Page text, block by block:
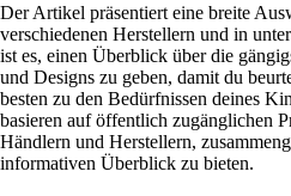
Der Artikel präsentiert eine breite
verschiedenen Herstellern und in
ist es, einen Überblick über die
und Designs zu geben, damit du
besten zu den Bedürfnissen deines
basieren auf öffentlich zugänglichen
Händlern und Herstellern,
informativen Überblick zu bieten.